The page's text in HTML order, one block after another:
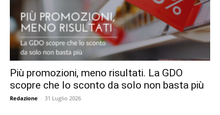
Più promozioni, meno risultati. La GDO
scopre che lo sconto da solo non basta più
Redazione - 31 Luglio 2026